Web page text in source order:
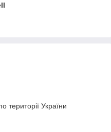
території України